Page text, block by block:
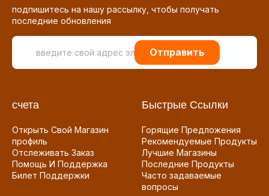
подпишитесь на нашу рассылку, чтобы получать
последние обновления
Отправить
счета
Открыть Свой Магазин
профиль
Отслеживать Заказ
Помощь И Поддержка
Билет Поддержки
Быстрые Ссылки
Горящие Предложения
Рекомендуемые Продукты
Лучшие Магазины
Последние Продукты
Часто задаваемые
вопросы